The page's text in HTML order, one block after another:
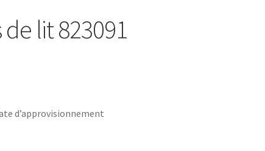
lit 823091
d’approvisionnement